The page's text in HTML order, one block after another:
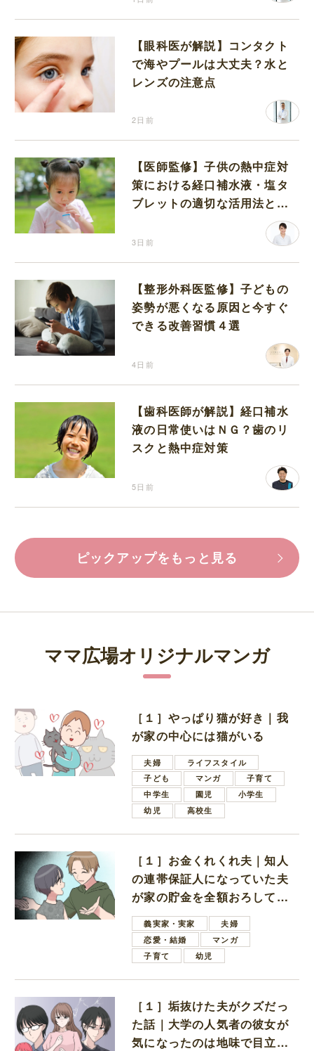
【眼科医が解説】コンタクト
で海やプールは大丈夫？水と
レンズの注意点
2日前
【医師監修】子供の熱中症対
策における経口補水液・塩タ
ブレットの適切な活用法と水
3日前
【整形外科医監修】子どもの
姿勢が悪くなる原因と今すぐ
できる改善習慣４選
4日前
【歯科医師が解説】経口補水
液の日常使いはＮＧ？歯のリ
スクと熱中症対策
5日前
ピックアップをもっと見る
ママ広場オリジナルマンガ
［１］やっぱり猫が好き｜我
が家の中心には猫がいる
夫婦
ライフスタイル
子ども
マンガ
子育て
中学生
園児
小学生
幼児
高校生
［１］お金くれくれ夫｜知人
の連帯保証人になっていた夫
が家の貯金を全額おろしてほ
しいと言ってきた
義実家・実家
夫婦
恋愛・結婚
マンガ
子育て
幼児
［１］垢抜けた夫がクズだっ
た話｜大学の人気者の彼女が
気になったのは地味で目立た